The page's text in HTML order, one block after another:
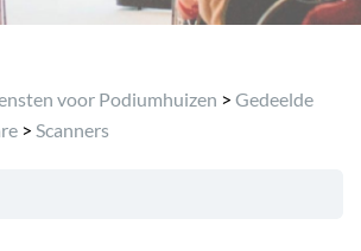
voor Podiumhuizen > Gedeelde
> Scanners